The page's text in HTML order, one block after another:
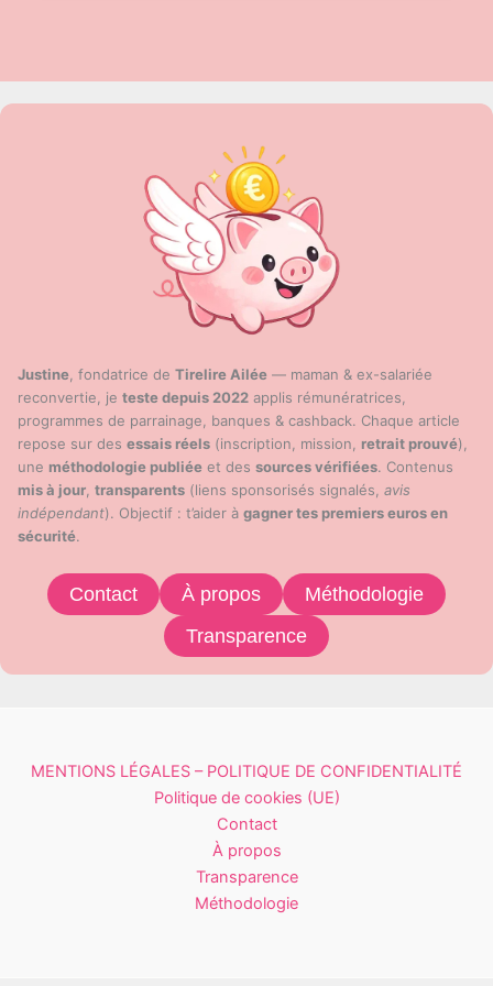
Justine, fondatrice de Tirelire Ailée — maman & ex-salariée
reconvertie, je teste depuis 2022 applis rémunératrices,
programmes de parrainage, banques & cashback. Chaque article
repose sur des essais réels (inscription, mission, retrait prouvé),
une méthodologie publiée et des sources vérifiées. Contenus
mis à jour, transparents (liens sponsorisés signalés, avis
indépendant). Objectif : t’aider à gagner tes premiers euros en
sécurité.
Contact À propos
Méthodologie
Transparence
MENTIONS LÉGALES – POLITIQUE DE CONFIDENTIALITÉ
Politique de cookies (UE)
Contact
À propos
Transparence
Méthodologie